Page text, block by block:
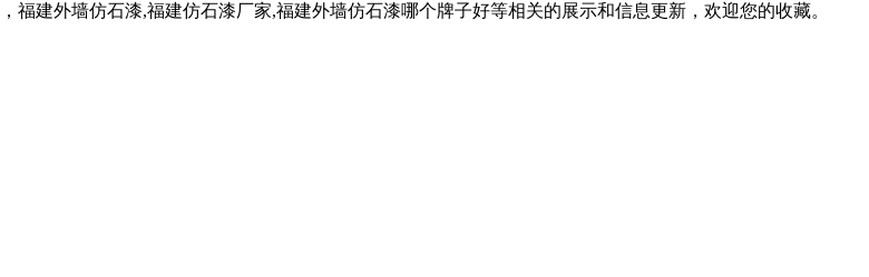
，福建外墙仿石漆,福建仿石漆厂家,福建外墙仿石漆哪个牌子好等相关的展示和信息更新，欢迎您的收藏。